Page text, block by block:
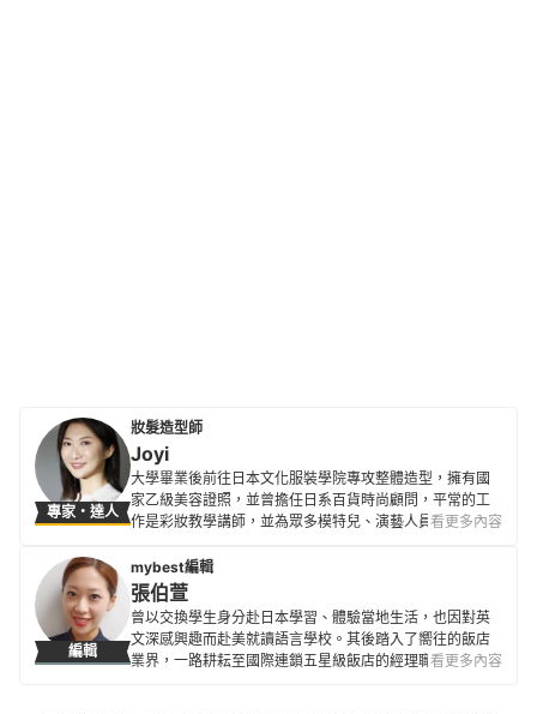
專家・達人
妝髮造型師
Joyi
大學畢業後前往日本文化服裝學院專攻整體造型，擁有國
家乙級美容證照，並曾擔任日系百貨時尚顧問，平常的工
作是彩妝教學講師，並為眾多模特兒、演藝人員及公眾人
系彩妝》希望幫助大家找到展現魅力的方法，無論幾歲都
依舊優雅美麗，以不過度消費、選擇適合自己並環境友善
的產品，在愛美的同時，也能讓地球很美麗。
Joyi的簡介
看更多內容
編輯
mybest編輯
張伯萱
曾以交換學生身分赴日本學習、體驗當地生活，也因對英
文深感興趣而赴美就讀語言學校。其後踏入了嚮往的飯店
業界，一路耕耘至國際連鎖五星級飯店的經理職，因此對
看更多內容